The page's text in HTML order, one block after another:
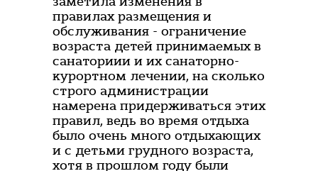
правилах размещения и
обслуживания - ограничение
возраста детей принимаемых в
санаториии и их санаторно-
курортном лечении, на сколько
строго администрации
намерена придерживаться этих
правил, ведь во время отдыха
было очень много отдыхающих
и с детьми грудного возраста,
хотя в прошлом году были